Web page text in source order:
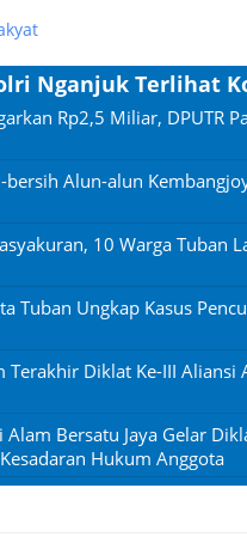
Nganjuk Terlihat
Rp2,5 Miliar, DPUTR
bersih Alun-alun
10 Warga Tuban
Tuban Ungkap Kasus
Terakhir Diklat Ke-III Aliansi
Alam Bersatu Jaya Gelar
Hukum Anggota